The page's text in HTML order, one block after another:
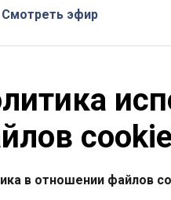
Смотреть эфир
cookie
в отношении файлов